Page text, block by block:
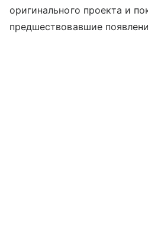
оригинального проекта и
предшествовавшие